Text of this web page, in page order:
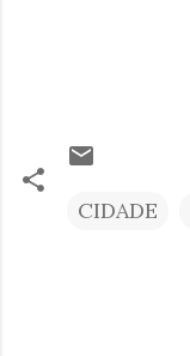
CIDADE